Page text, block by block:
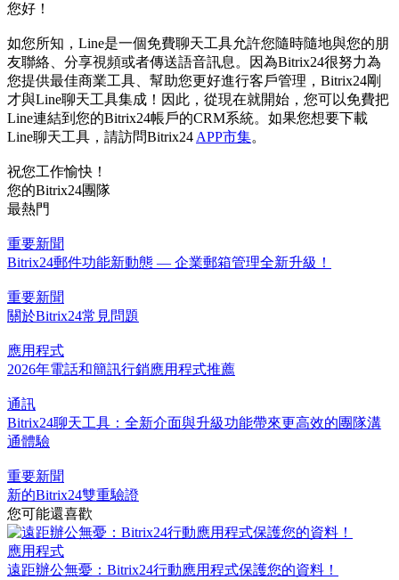
您好！
如您所知，Line是一個免費聊天工具允許您隨時隨地與您的朋
友聯絡、分享視頻或者傳送語音訊息。因為Bitrix24很努力為
您提供最佳商業工具、幫助您更好進行客戶管理，Bitrix24剛
才與Line聊天工具集成！因此，從現在就開始，您可以免費把
Line連結到您的Bitrix24帳戶的CRM系統。如果您想要下載
Line聊天工具，請訪問Bitrix24APP市集。
祝您工作愉快！
您的Bitrix24團隊
最熱門
重要新聞
Bitrix24郵件功能新動態 — 企業郵箱管理全新升級！
重要新聞
關於Bitrix24常見問題
應用程式
2026年電話和簡訊行銷應用程式推薦
通訊
Bitrix24聊天工具：全新介面與升級功能帶來更高效的團隊溝
通體驗
重要新聞
新的Bitrix24雙重驗證
您可能還喜歡
應用程式
遠距辦公無憂：Bitrix24行動應用程式保護您的資料！